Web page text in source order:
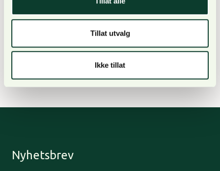
Tillat utvalg
Ikke tillat
Vi ønsker alle velkommen til møtet!
Nyhetsbrev